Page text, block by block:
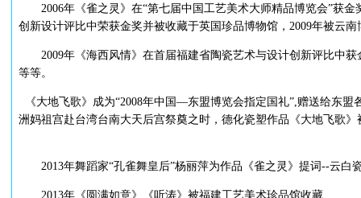
2006年《雀之灵》在“第七届中国工艺美术大师精品博览会”获金
创新设计评比中荣获金奖并被收藏于英国珍品博物馆，2009年被云南
2009年《海西风情》在首届福建省陶瓷艺术与设计创新评比中获
等等。
《大地飞歌》成为“2008年中国—东盟博览会指定国礼”,赠送给东盟
洲妈祖宫赴台湾台南大天后宫祭奠之时，德化瓷塑作品《大地飞歌
2013年舞蹈家“孔雀舞皇后”杨丽萍为作品《雀之灵》提词--云白
2013年《圆满如意》《听涛》被福建工艺美术珍品馆收藏